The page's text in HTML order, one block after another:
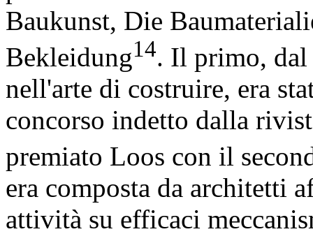
Baukunst, Die
Bekleidung14. Il primo,
nell'arte di costruire, era
concorso indetto dalla
premiato Loos con il
era composta da architetti
attività su efficaci